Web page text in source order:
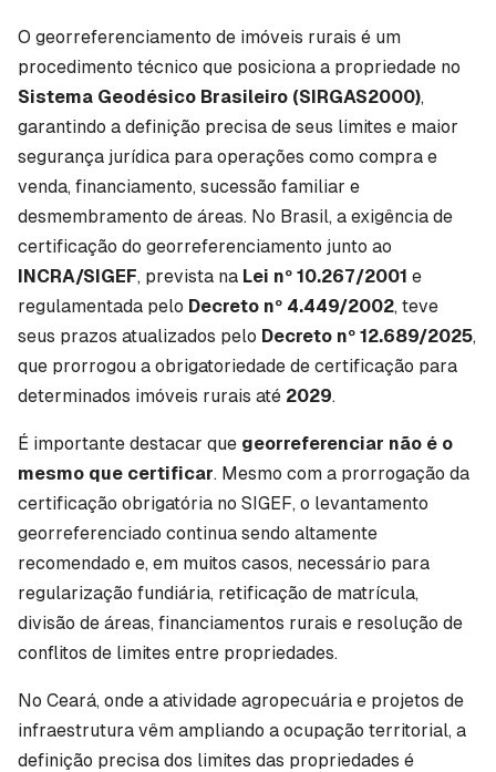
O georreferenciamento de imóveis rurais é um
procedimento técnico que posiciona a propriedade no
Sistema Geodésico Brasileiro (SIRGAS2000),
garantindo a definição precisa de seus limites e maior
segurança jurídica para operações como compra e
venda, financiamento, sucessão familiar e
desmembramento de áreas. No Brasil, a exigência de
certificação do georreferenciamento junto ao
INCRA/SIGEF, prevista na Lei nº 10.267/2001 e
regulamentada pelo Decreto nº 4.449/2002, teve
seus prazos atualizados pelo Decreto nº 12.689/2025,
que prorrogou a obrigatoriedade de certificação para
determinados imóveis rurais até 2029.
É importante destacar que georreferenciar não é o
mesmo que certificar. Mesmo com a prorrogação da
certificação obrigatória no SIGEF, o levantamento
georreferenciado continua sendo altamente
recomendado e, em muitos casos, necessário para
regularização fundiária, retificação de matrícula,
divisão de áreas, financiamentos rurais e resolução de
conflitos de limites entre propriedades.
No Ceará, onde a atividade agropecuária e projetos de
infraestrutura vêm ampliando a ocupação territorial, a
definição precisa dos limites das propriedades é